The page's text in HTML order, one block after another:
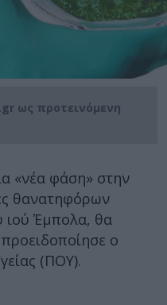
ως προτεινόμενη
«νέα φάση» στην
θανατηφόρων
ιού Έμπολα, θα
ο
(ΠΟΥ).